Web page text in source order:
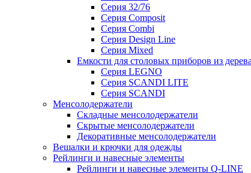
Серия 32/76
Серия Composit
Серия Combi
Серия Design Line
Серия Mixed
Емкости для столовых приборов из дерева
Серия LEGNO
Серия SCANDI LITE
Серия SCANDI
Менсолодержатели
Складные менсолодержатели
Скрытые менсолодержатели
Декоративные менсолодержатели
Вешалки и крючки для одежды
Рейлинги и навесные элементы
Рейлинги и навесные элементы Q-LINE